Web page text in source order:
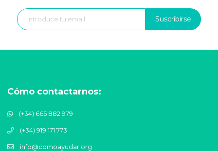
Suscribirse
Cómo contactarnos:
(+34) 665 882 979
(+34) 919 171 773
info@comoayudar.org